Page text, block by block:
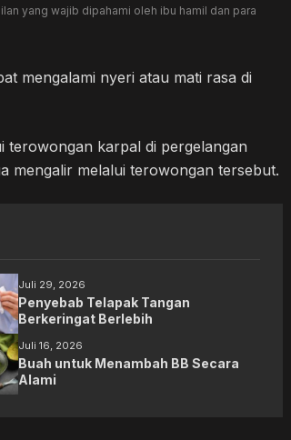
yang wajib dipahami oleh ibu hamil dan para
mengalami nyeri atau mati rasa di
terowongan karpal di pergelangan
mengalir melalui terowongan tersebut.
Juli 29, 2026
Penyebab Telapak Tangan
Berkeringat Berlebih
Juli 16, 2026
Buah untuk Menambah BB Secara
Alami